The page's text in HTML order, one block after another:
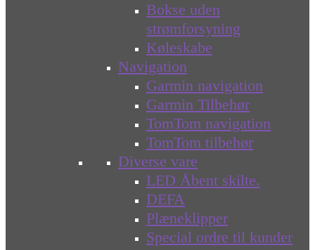
Bokse uden
strømforsyning
Køleskabe
Navigation
Garmin navigation
Garmin Tilbehør
TomTom navigation
TomTom tilbehør
Diverse vare
LED Åbent skilte.
DEFA
Plæneklipper
Special ordre til kunder